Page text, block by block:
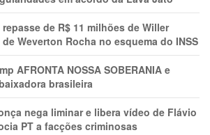
de R$ 11 milhões de Willer
Weverton Rocha no esquema do INSS
AFRONTA NOSSA SOBERANIA e
brasileira
nega liminar e libera vídeo de Flávio
PT a facções criminosas